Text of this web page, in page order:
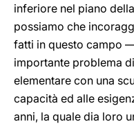
inferiore nel piano
possiamo che
fatti in questo campo
importante problema
elementare con una
capacità ed alle
anni, la quale dia loro